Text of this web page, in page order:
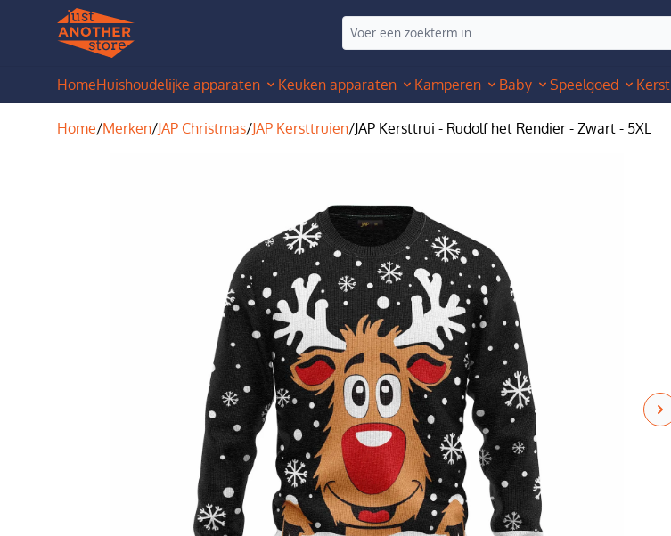
HomeHuishoudelijke apparaten Keuken apparaten Kamperen Baby Speelgoed Kerst
Home/Merken/JAP Christmas/JAP Kersttruien/JAP Kersttrui - Rudolf het Rendier - Zwart - 5XL